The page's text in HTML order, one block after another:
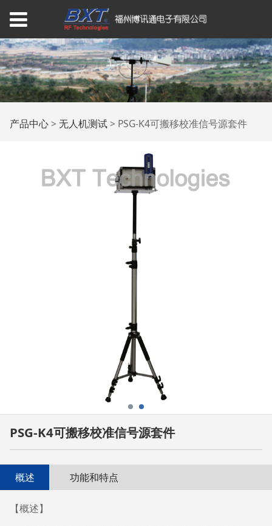
PSG-K4可搬移校准信号
源套件
产品中心> 无人机测试> PSG-K4可搬移校准信号源套件
PSG-K4可搬移校准信号源套件
概述 功能和特点
【概述】